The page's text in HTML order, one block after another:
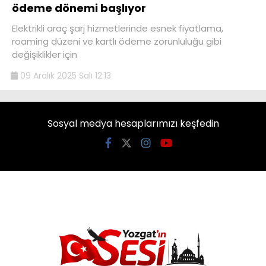
ödeme dönemi başlıyor
Elektrikli araç şarj hizmetlerinde esnek fiyatlama,
roaming düzeni ve kartlı ödeme zorunluluğu gibi
değişiklikler için
09 Aralık 2025 Salı 12:13
Sosyal medya hesaplarımızı keşfedin